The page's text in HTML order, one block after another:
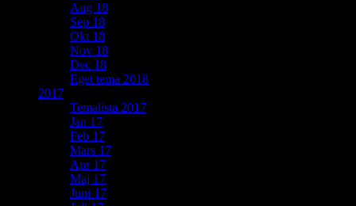
Aug 18
Sep 18
Okt 18
Nov 18
Dec 18
Eget tema 2018
2017
Temalista 2017
Jan 17
Feb 17
Mars 17
Apr 17
Maj 17
Juni 17